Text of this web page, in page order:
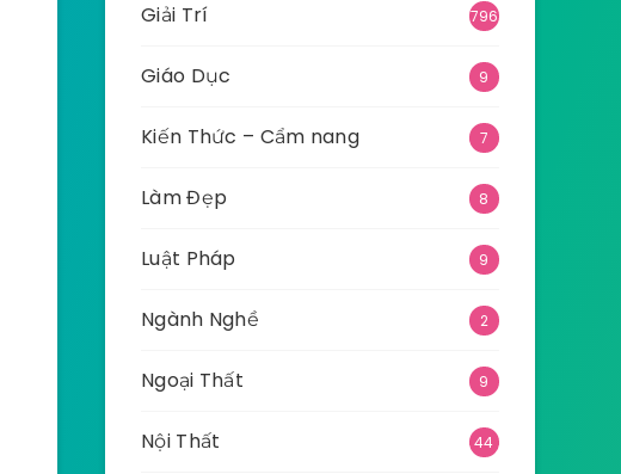
Giải Trí 796
Giáo Dục 9
Kiến Thức – Cẩm nang 7
Làm Đẹp 8
Luật Pháp 9
Ngành Nghề 2
Ngoại Thất 9
Nội Thất 44